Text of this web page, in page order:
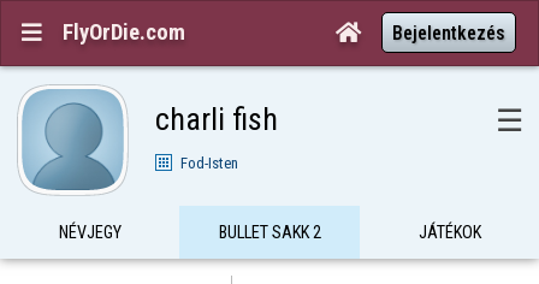
 FlyOrDie.com  Bejelentkezés
charli fish ☰
Fod-Isten
NÉVJEGY BULLET SAKK 2 JÁTÉKOK